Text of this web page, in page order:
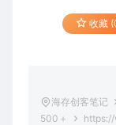
收藏
海存创客笔记
500＋